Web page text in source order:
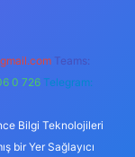
Teams:
0 726 Telegram:
Bilgi Teknolojileri
bir Yer Sağlayıcı